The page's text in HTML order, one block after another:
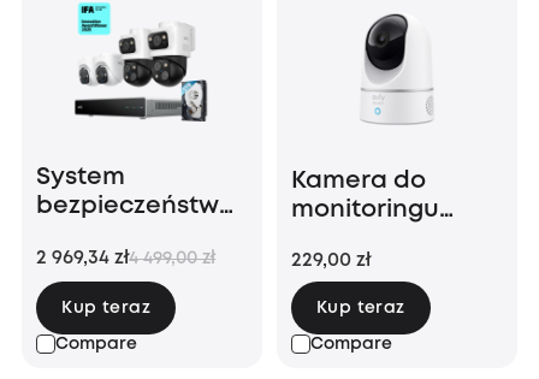
System
bezpieczeństwa
kanałowy
rejestrator NVR z
2 kamerami PoE
Bullet-PTZ i 2
2 969,34 zł4 499,00 zł
Compare
Kup teraz
Kamera do
monitoringu
E220
229,00 zł
Compare
Kup teraz